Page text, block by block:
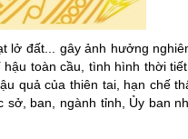
Giảm nghèo bền vững
Đưa nghị quyết của Đảng vào
Bầu cử đại biểu Quốc hội khóa
Đại hội Đảng các cấp
lở đất... gây ảnh hưởng
toàn cầu, tình hình thời
quả của thiên tai, hạn chế
ban, ngành tỉnh, Ủy ban